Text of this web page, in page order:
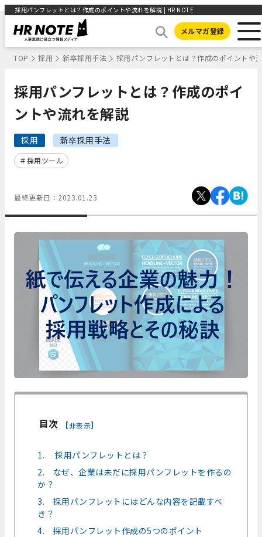
採用パンフレットとは？作成のポイントや流れを解説 | HR NOTE
メルマガ登録
TOP 採用 新卒採用手法 採用パンフレットとは？作成のポイントや
採用パンフレットとは？作成のポイ
ントや流れを解説
採用 新卒採用手法
採用ツール
最終更新日： 2023.01.23
目次 [非表示]
1. 採用パンフレットとは？
2. なぜ、企業は未だに採用パンフレットを作るの
か？
3. 採用パンフレットにはどんな内容を記載すべ
き？
4. 採用パンフレット作成の5つのポイント